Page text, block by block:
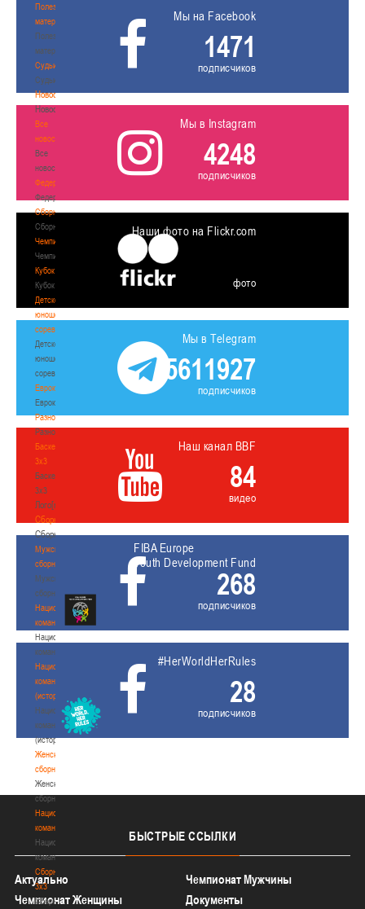
Полезные
материалы
Полезные
материалы
Судьи
Судьи
Новости
Новости
Все
новости
Все
новости
Федерация
Федерация
Сборные
Сборные
Чемпионат
Чемпионат
Кубок
Кубок
Детско-
юношеские
соревнования
Детско-
юношеские
соревнования
Еврокубки
Еврокубки
Разное
Разное
Баскетбол
3х3
Баскетбол
3х3
Лого[modid=121]
Сборные
Сборные
Мужские
сборные
Мужские
сборные
Национальная
команда
Национальная
команда
Национальная
команда
(история)
Национальная
команда
(история)
Женские
сборные
Женские
сборные
Национальная
команда
Национальная
команда
Сборные
3х3
Сборные
Мы на Facebook
1471
подписчиков
Мы в Instagram
4248
подписчиков
Наши фото на Flickr.com
фото
Мы в Telegram
5611927
подписчиков
Наш канал BBF
84
видео
FIBA Europe
Youth Development Fund
268
подписчиков
#HerWorldHerRules
28
подписчиков
БЫСТРЫЕ ССЫЛКИ
Актуально
Чемпионат Мужчины
Чемпионат Женщины
Документы